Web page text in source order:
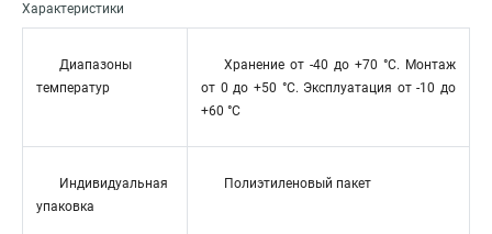
Характеристики
Диапазоны
температур
Хранение от -40 до +70 °C. Монтаж
от 0 до +50 °C. Эксплуатация от -10 до
+60 °C
Индивидуальная
упаковка
Полиэтиленовый пакет